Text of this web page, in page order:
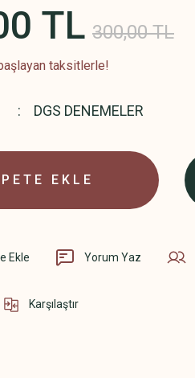
TL 300,00 TL
taksitlerle!
DGS DENEMELER
EKLE
Yorum Yaz
Karşılaştır